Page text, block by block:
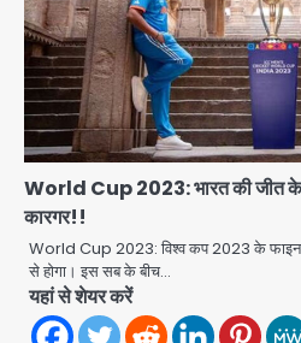
World Cup 2023: भारत की जीत के
कारगर!!
World Cup 2023: विश्व कप 2023 के
से होगा। इस सब के बीच…
यहां से शेयर करें
2
Shaheen
शाहीन बाग में
लोग परेशान
Avinash Kumar
को लेकर 100 से
Avinash Kumar